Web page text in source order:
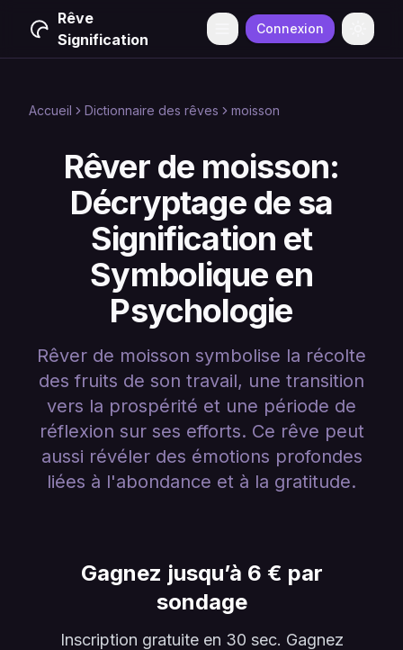
Rêve
Signification
Menu Connexion
Accueil Dictionnaire des rêves moisson
Rêver de moisson:
Décryptage de sa
Signification et
Symbolique en
Psychologie
Rêver de moisson symbolise la récolte
des fruits de son travail, une transition
vers la prospérité et une période de
réflexion sur ses efforts. Ce rêve peut
aussi révéler des émotions profondes
liées à l'abondance et à la gratitude.
Gagnez jusqu’à 6 € par
sondage
Inscription gratuite en 30 sec. Gagnez